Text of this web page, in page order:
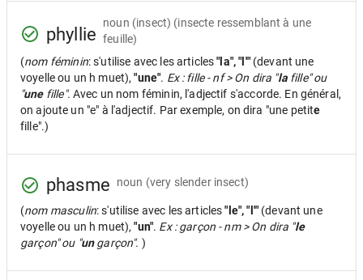
phyllie
noun (insect) (insecte ressemblant à une
feuille)
(nom féminin: s'utilise avec les articles"la", "l'" (devant une
voyelle ou un h muet),"une". Ex : fille - nf > On dira "lafille" ou
"unefille". Avec un nom féminin, l'adjectif s'accorde. En général,
on ajoute un "e" à l'adjectif. Par exemple, on dira "une petite
fille".)
phasme noun (very slender insect)
(nom masculin: s'utilise avec les articles"le", "l'" (devant une
voyelle ou un h muet),"un". Ex : garçon - nm > On dira "le
garçon" ou "ungarçon". )